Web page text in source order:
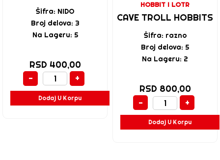
Šifra: NIDO
Broj delova: 3
Na Lageru: 5
RSD 400,00
-
+
Dodaj U Korpu
HOBBIT I LOTR
CAVE TROLL HOBBITS
Šifra: razno
Broj delova: 5
Na Lageru: 2
RSD 800,00
-
+
Dodaj U Korpu